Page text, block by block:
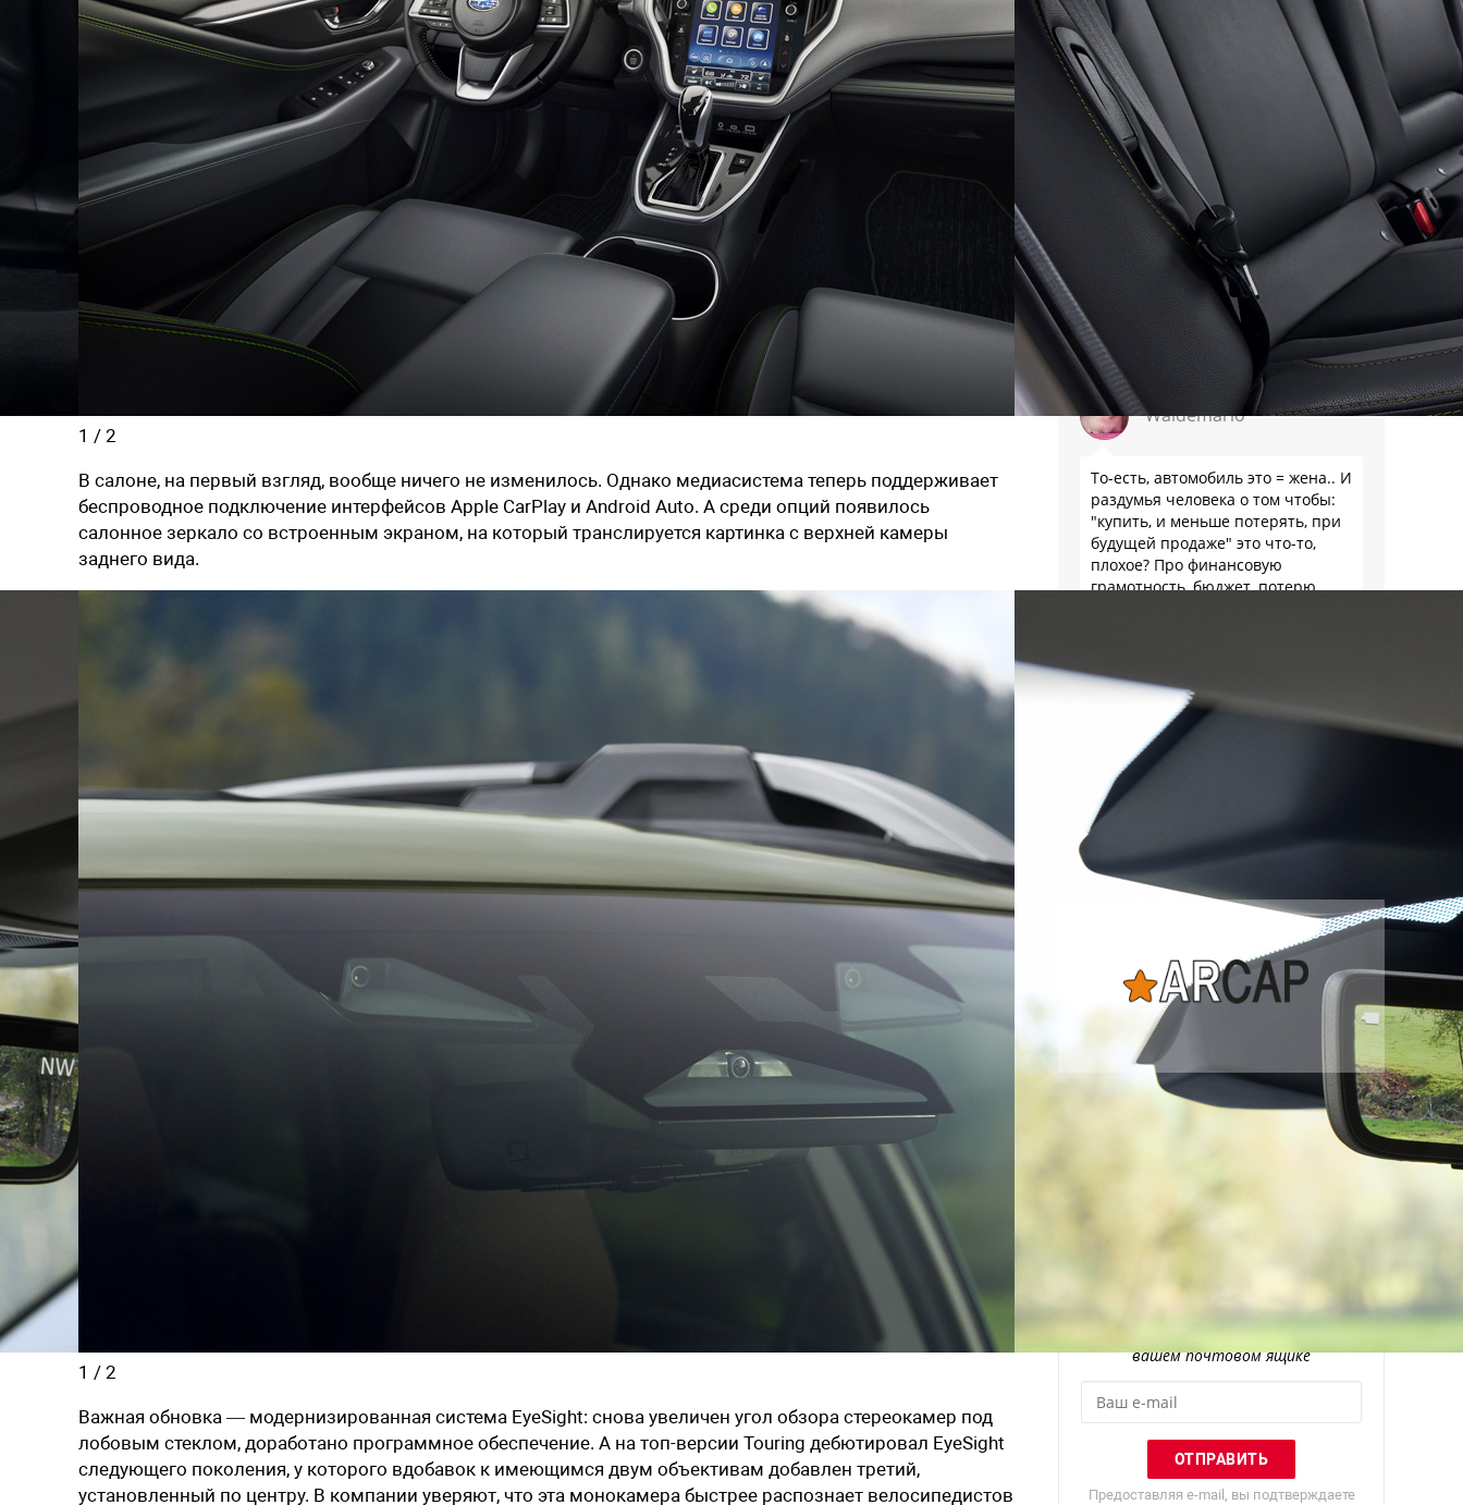
1 / 2
В салоне, на первый взгляд, вообще ничего не изменилось. Однако медиасистема теперь поддерживает
беспроводное подключение интерфейсов Apple CarPlay и Android Auto. А среди опций появилось
салонное зеркало со встроенным экраном, на который транслируется картинка с верхней камеры
заднего вида.
1 / 2
Важная обновка — модернизированная система EyeSight: снова увеличен угол обзора стереокамер под
лобовым стеклом, доработано программное обеспечение. А на топ-версии Touring дебютировал EyeSight
следующего поколения, у которого вдобавок к имеющимся двум объективам добавлен третий,
установленный по центру. В компании уверяют, что эта монокамера быстрее распознает велосипедистов
Тойота проиграла абсолютно по
всем параметрам! И натягивание
совы на глобус фразами, что
вариатор на бездорожье круче -
это уже просто позорище для
Авторевю!
Serg Gorely
Видимо, поэтому на половину
текущего модельного ряда нет
полных каталогов и сервисных
мануалов, а кузовню ждут до
нескольких месяцев . Ну и нет,
Т1Х не собираются снимать с
производства, потому что за 10
лет …
Waldemario
То-есть, автомобиль это = жена.. И
раздумья человека о том чтобы:
"купить, и меньше потерять, при
будущей продаже" это что-то,
плохое? Про финансовую
грамотность, бюджет, потерю
Наша экспертиза
подержанных автомобилей
Рассылка
вашем почтовом ящике
Предоставляя e-mail, вы подтверждаете